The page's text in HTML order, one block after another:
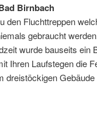
Birnbach
den Fluchttreppen
gebraucht
wurde bauseits ein
Ihren Laufstegen die
dreistöckigen